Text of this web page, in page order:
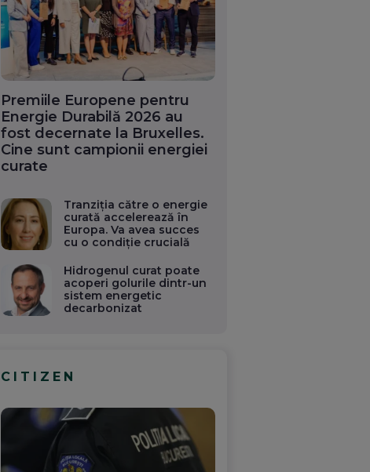
Premiile Europene pentru
Energie Durabilă 2026 au
fost decernate la Bruxelles.
Cine sunt campionii energiei
curate
Tranziția către o energie
curată accelerează în
Europa. Va avea succes
cu o condiție crucială
Hidrogenul curat poate
acoperi golurile dintr-un
sistem energetic
decarbonizat
CITIZEN